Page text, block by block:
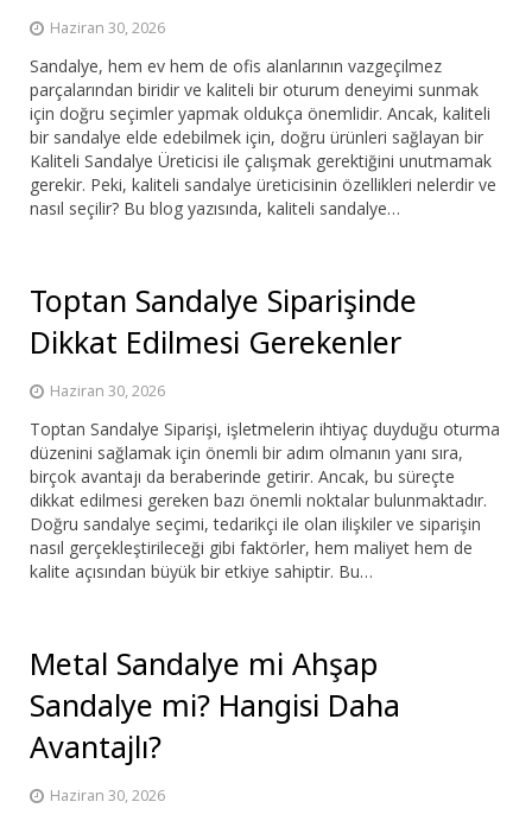
Haziran 30, 2026
Sandalye, hem ev hem de ofis alanlarının vazgeçilmez
parçalarından biridir ve kaliteli bir oturum deneyimi sunmak
için doğru seçimler yapmak oldukça önemlidir. Ancak, kaliteli
bir sandalye elde edebilmek için, doğru ürünleri sağlayan bir
Kaliteli Sandalye Üreticisi ile çalışmak gerektiğini unutmamak
gerekir. Peki, kaliteli sandalye üreticisinin özellikleri nelerdir ve
nasıl seçilir? Bu blog yazısında, kaliteli sandalye…
Toptan Sandalye Siparişinde
Dikkat Edilmesi Gerekenler
Haziran 30, 2026
Toptan Sandalye Siparişi, işletmelerin ihtiyaç duyduğu oturma
düzenini sağlamak için önemli bir adım olmanın yanı sıra,
birçok avantajı da beraberinde getirir. Ancak, bu süreçte
dikkat edilmesi gereken bazı önemli noktalar bulunmaktadır.
Doğru sandalye seçimi, tedarikçi ile olan ilişkiler ve siparişin
nasıl gerçekleştirileceği gibi faktörler, hem maliyet hem de
kalite açısından büyük bir etkiye sahiptir. Bu…
Metal Sandalye mi Ahşap
Sandalye mi? Hangisi Daha
Avantajlı?
Haziran 30, 2026